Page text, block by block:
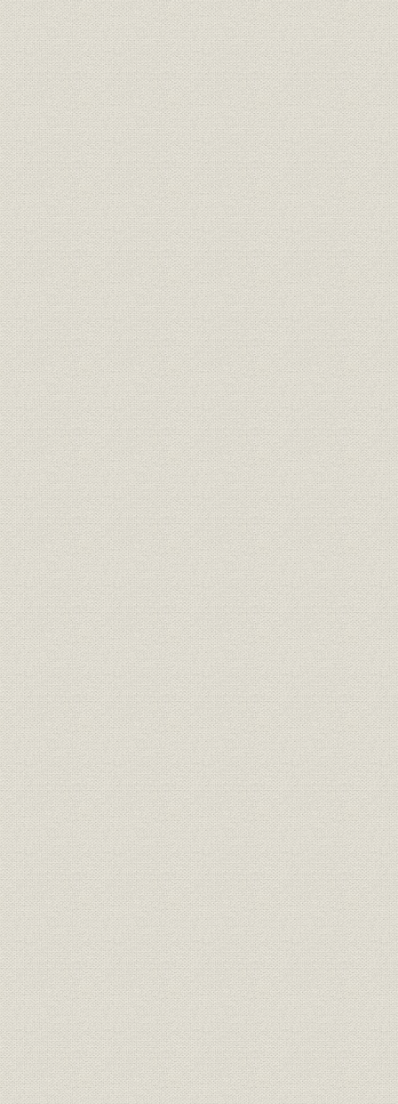
資産 [第一次]合併基準日の各社資産 昭和44年
株式;価格 復成原価法による各社株価 昭和44年
提携・合併;役員
第一次合併時の合併比率と資本
金
[昭和45年
事業所
ジャスコ発足時(昭和45年3月20
日)の店舗一覧と推移
昭和45年
組織 ジャスコ株式会社組織図 昭和45年
組織 ジャスコ株式会社組織図 昭和46年
事業所
ジャスコ発足時72店舗のスクラ
ップ・アンド・ビル状況
[昭和45年
提携・合併;事業所
被合併会社のスクラップ・アン
ド・ビルド状況
昭和47年
(1977年)8
事業所
昭和45~48年に開店した直営店
舗(43店舗)
昭和45年
48年(1973
事業所
昭和45~48年に開店した地域ジ
ャスコ店舗(10店舗)
昭和46年
48年(1973
提携・合併
第二次合併の合併比率と新資本
金
[昭和47年
提携・合併
第三次合併の合併比率と新資本
金
[昭和48年
提携・合併;事業所
合併各社の店舗(いずれも合併
時)とその後の推移
昭和47年
和48年
財務・業績 業績の推移
昭和46年
(1974年)2
組織 昭和51年度下期会社組織図 昭和51年
ロゴマーク 新しいロゴマーク [昭和49年
社歌 ジャスコ株式会社社歌 人間の園 [昭和49年
財務・業績 会社設立以来の自己資本比率
昭和46年
(1979年)2
株式 配当金、無償株主割当一覧
昭和50年
(1979年)2